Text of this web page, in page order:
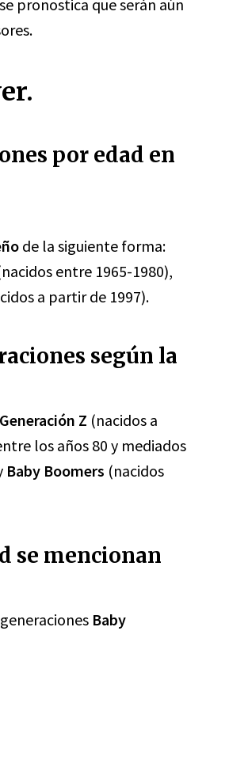
pronostica que serán aún
por edad en
de la siguiente forma:
entre 1965-1980),
a partir de 1997).
según la
Generación Z (nacidos a
los años 80 y mediados
Baby Boomers (nacidos
se mencionan
Baby